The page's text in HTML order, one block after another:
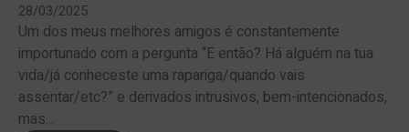
28/03/2025
Um dos meus melhores amigos é constantemente
importunado com a pergunta “E então? Há alguém na tua
vida/já conheceste uma rapariga/quando vais
assentar/etc?” e derivados intrusivos, bem-intencionados,
mas...